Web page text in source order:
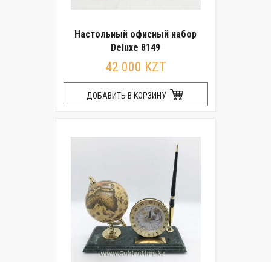
Настольный офисный набор
Deluxe 8149
42 000 KZT
ДОБАВИТЬ В КОРЗИНУ